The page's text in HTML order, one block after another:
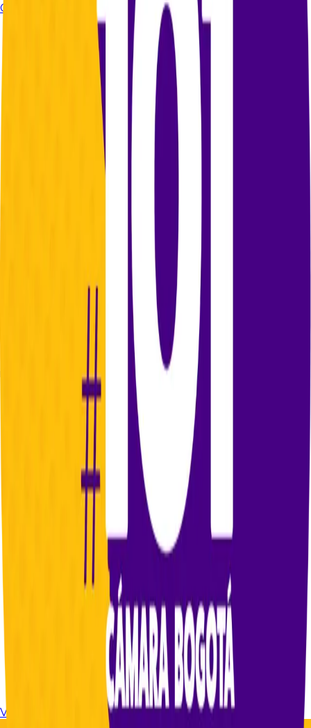
Caracol Radio
https://caracol.com.co/2025/11/11/camilo-enciso-pide-a-la-
procuraduria-que-suspenda-al-mininterior-por-
insultos-a-la-magistrada-lombana/
Volver a noticias